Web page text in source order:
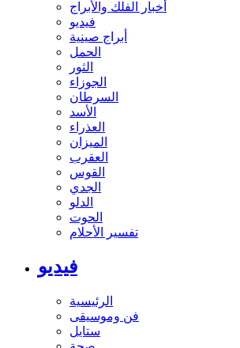
أخبار الفلك والأبراج
فيديو
أبراج صينية
الحمل
الثور
الجوزاء
السرطان
الأسد
العذراء
الميزان
العقرب
القوس
الجدي
الدلو
الحوت
تفسير الأحلام
فيديو
الرئيسية
فن وموسيقى
ستايل